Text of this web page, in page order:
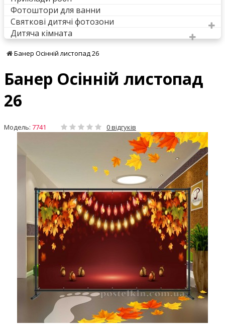
Фотоштори для ванни
Святкові дитячі фотозони
Дитяча кімната
Банер Осінній листопад 26
Банер Осінній листопад
26
Модель: 7741 0 відгуків